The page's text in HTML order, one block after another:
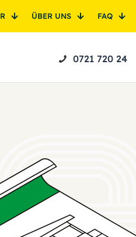
ÜBER UNS FAQ
0721 720 24